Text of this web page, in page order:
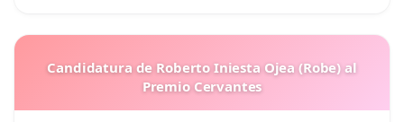
Candidatura de Roberto Iniesta Ojea (Robe) al
Premio Cervantes